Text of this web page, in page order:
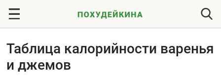
Таблица калорийности варенья
и джемов